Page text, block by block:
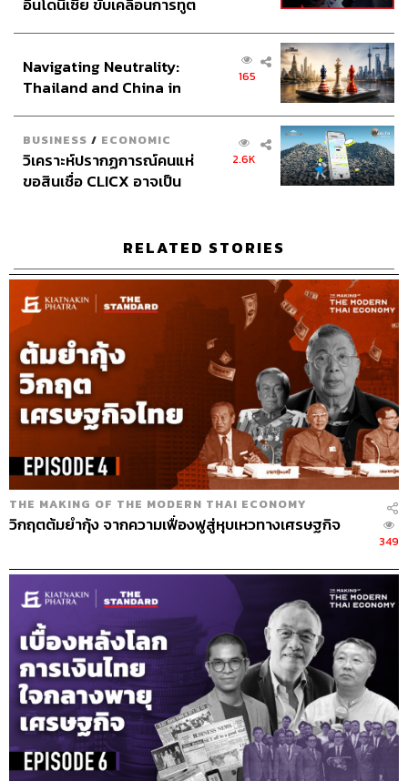
อินโดนีเซีย ขับเคลื่อนการทูต
อินโดนีเซีย
Navigating Neutrality:
Thailand and China in
165
BUSINESS / ECONOMIC
วิเคราะห์ปรากฏการณ์คนแห่
ขอสินเชื่อ CLICX อาจเป็น
2.6K
RELATED STORIES
THE MAKING OF THE MODERN THAI ECONOMY
วิกฤตต้มยำกุ้ง จากความเฟื่องฟูสู่หุบเหวทางเศรษฐกิจ
349